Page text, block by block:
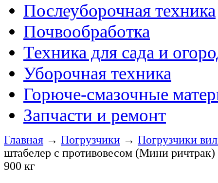
Послеуборочная техника
Почвообработка
Техника для сада и
Уборочная техника
Горюче-смазочные
Запчасти и ремонт
Главная → Погрузчики → Погрузчики
штабелер с противовесом (Мини
900 кг